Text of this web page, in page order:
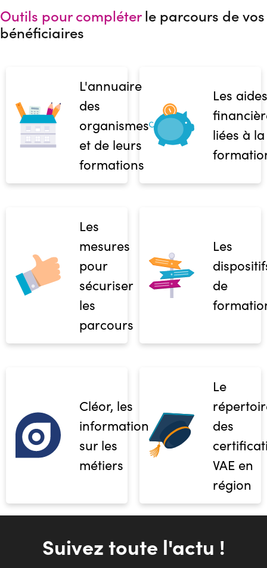
Outils pour compléterle parcours de vos
bénéficiaires
L'annuaire
des
organismes
et de leurs
formations
Les aides
liées à la
Les
mesures
pour
sécuriser
les
parcours
Les
de
Cléor, les
informations
sur les
métiers
Le
des
VAE en
région
Suivez toute l'actu !